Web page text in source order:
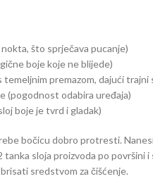
što sprječava pucanje)
boje koje ne blijede)
temeljnim premazom, dajući trajni
(pogodnost odabira uređaja)
boje je tvrd i gladak)
bočicu dobro protresti.
sloja proizvoda po površini i
sredstvom za čišćenje.